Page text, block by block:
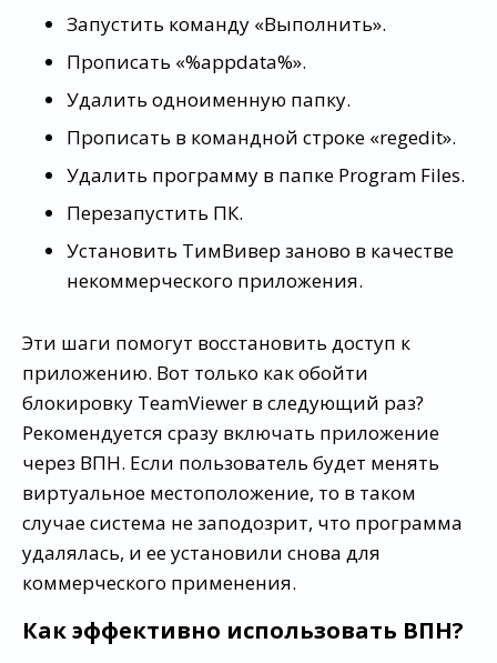
Запустить команду «Выполнить».
Прописать «%appdata%».
Удалить одноименную папку.
Прописать в командной строке «regedit».
Удалить программу в папке Program Files.
Перезапустить ПК.
Установить ТимВивер заново в качестве
некоммерческого приложения.
Эти шаги помогут восстановить доступ к
приложению. Вот только как обойти
блокировку TeamViewer в следующий раз?
Рекомендуется сразу включать приложение
через ВПН. Если пользователь будет менять
виртуальное местоположение, то в таком
случае система не заподозрит, что программа
удалялась, и ее установили снова для
коммерческого применения.
Как эффективно использовать ВПН?